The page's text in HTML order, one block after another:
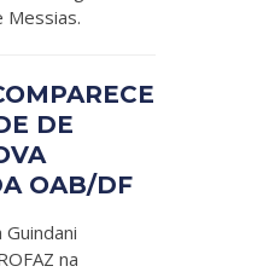
Messias.
DE
OAB/DF
na